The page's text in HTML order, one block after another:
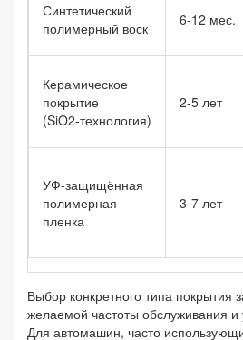
Синтетический
полимерный воск
6-12 мес.
Керамическое
покрытие
(SiO2‑технология)
2-5 лет
УФ‑защищённая
полимерная
пленка
3-7 лет
Выбор конкретного типа покрытия
желаемой частоты обслуживания и
Для автомашин, часто